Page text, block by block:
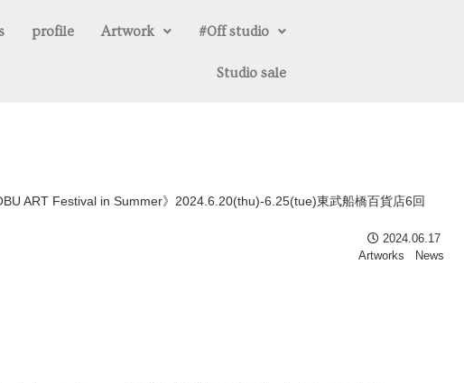
profile Artwork #0ff studio
Studio sale
ART Festival in Summer》2024.6.20(thu)-6.25(tue)東武船橋百貨店6回
2024.06.17
Artworks
News